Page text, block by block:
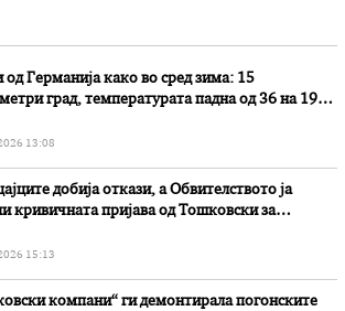
од Германија како во сред зима: 15
град, температурата падна од 36 на 19
13:08
добија откази, а Обвителството ја
кривичната пријава од Тошковски за
15:13
компани“ ги демонтирала погонските